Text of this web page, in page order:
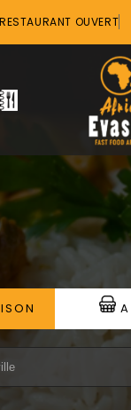
RESTAURANT OUVERT